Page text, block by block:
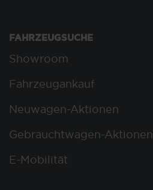
FAHRZEUGSUCHE
Showroom
Fahrzeugankauf
Neuwagen-Aktionen
Gebrauchtwagen-Aktionen
E-Mobilität